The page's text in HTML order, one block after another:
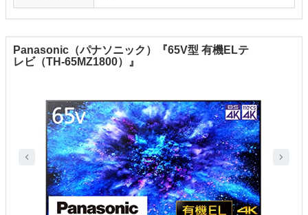
Panasonic（パナソニック）『65V型 有機ELテ
レビ（TH-65MZ1800）』